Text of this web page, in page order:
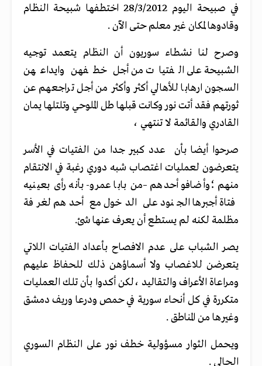
في صبيحة اليوم 28/3/2012 اختطفها شبيحة النظام
وقادوها لمكان غير معلم حتى الآن .
وصرح لنا نشطاء سوريون أن النظام يتعمد توجيه
الشبيحة على الفتيات من أجل خطفهن وايداعهن
السجون ارهابا للأهالي أكثر وأكثر من أجل تراجعهم عن
ثورتهم فقد أتت نور وكانت قبلها طل الملوحي وتلتلها يمان
القادري والقائمة لا تنتهي ،
صرحوا أيضا بأن عدد كبير جدا من الفتيات في الأسر
يتعرضون لعمليات اغتصاب شبه دوري رغبة في الانتقام
منهم ؛وأضافو أحدهم –من بابا عمرو- بأنه رأى بعينيه
فتاة أجبرها الجنود على الدخول مع أحدهم لغرفة
مظلمة لكنه لم يستطع أن يعرف عنها شئ.
يصر الشباب على عدم الافصاح بأعداد الفتيات اللاتي
يتعرضن للاغصاب ولا أسماؤهن ذلك للحفاظ عليهم
ومراعاة الأعراف والتقاليد ،لكن أكدوا بأن تلك العمليات
متكررة في كل أنحاء سورية في حمص ودرعا وريف دمشق
وغيرها من المناطق .
ويحمل الثوار مسؤولية خطف نور على النظام السوري
الحالي .